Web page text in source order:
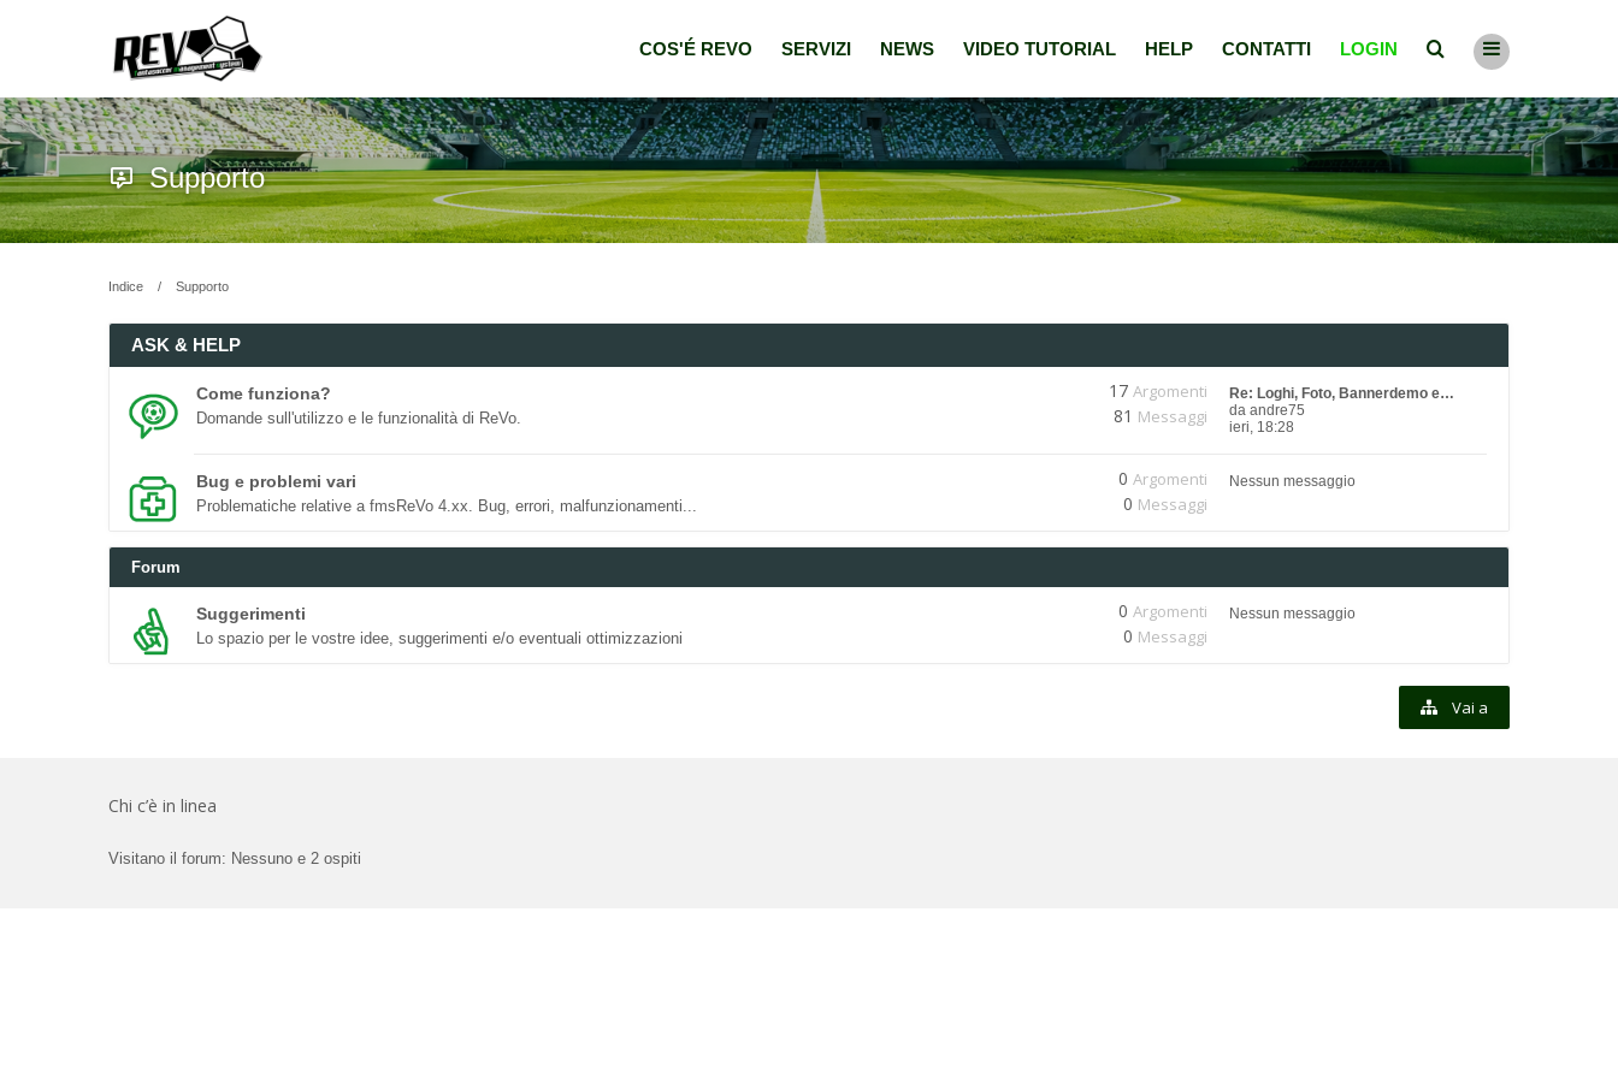
COS'É REVO SERVIZI NEWS VIDEO TUTORIAL HELP CONTATTI LOGIN
Supporto
Indice Supporto
ASK & HELP
Come funziona?
Domande sull'utilizzo e le funzionalità di ReVo.
17 Argomenti
81 Messaggi
Re: Loghi, Foto, Bannerdemo e…
da andre75
ieri, 18:28
Bug e problemi vari
Problematiche relative a fmsReVo 4.xx. Bug, errori, malfunzionamenti...
0 Argomenti
0 Messaggi
Nessun messaggio
Forum
Suggerimenti
Lo spazio per le vostre idee, suggerimenti e/o eventuali ottimizzazioni
0 Argomenti
0 Messaggi
Nessun messaggio
Vai a
Chi c’è in linea
Visitano il forum: Nessuno e 2 ospiti